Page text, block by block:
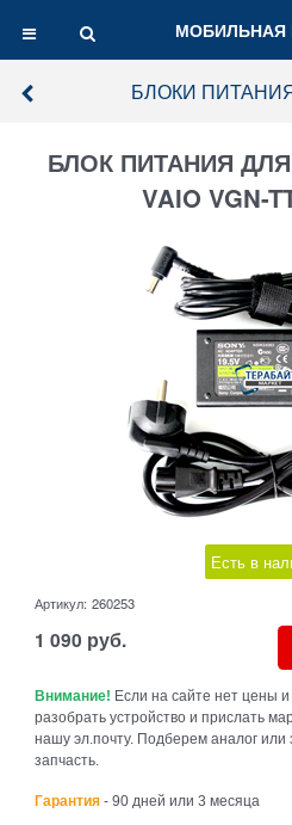
МОБИЛЬНАЯ
БЛОКИ
БЛОК ПИТАНИЯ
VAIO VGN-
Есть в
Артикул: 260253
1 090 руб.
Внимание! Если на сайте нет цены
разобрать устройство и прислать
нашу эл.почту. Подберем аналог или
запчасть.
Гарантия - 90 дней или 3 месяца